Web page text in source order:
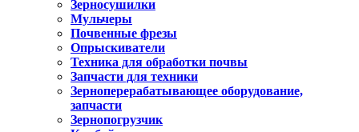
Зерносушилки
Мульчеры
Почвенные фрезы
Опрыскиватели
Техника для обработки почвы
Запчасти для техники
Зерноперерабатывающее оборудование,
запчасти
Зернопогрузчик